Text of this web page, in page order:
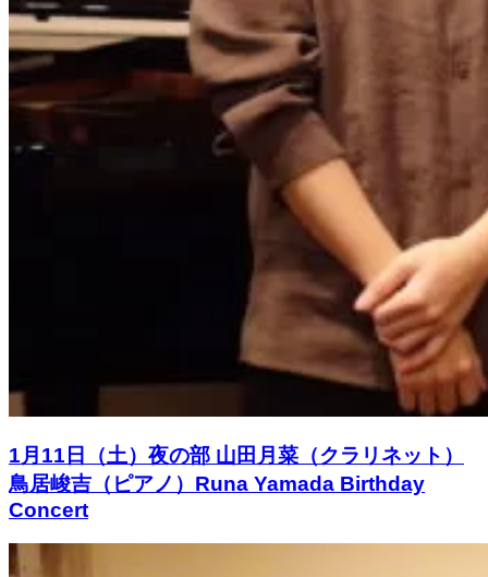
1月11日（土）夜の部 山田月菜（クラリネット）
鳥居峻吉（ピアノ）Runa Yamada Birthday
Concert